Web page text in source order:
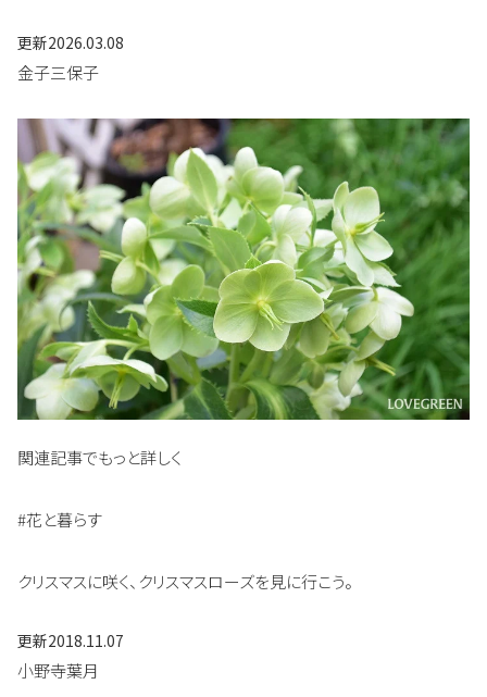
更新2026.03.08
金子三保子
関連記事でもっと詳しく
#花と暮らす
クリスマスに咲く、クリスマスローズを見に行こう。
更新2018.11.07
小野寺葉月